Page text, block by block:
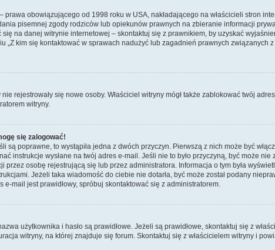
prawa obowiązującego od 1998 roku w USA, nakładającego na właścicieli stron
pisemnej zgody rodziców lub opiekunów prawnych na zbieranie informacji
na danej witrynie internetowej – skontaktuj się z prawnikiem, by uzyskać
kim się kontaktować w sprawach nadużyć lub zagadnień prawnych związanych
rejestrowały się nowe osoby. Właściciel witryny mógł także zablokować twój
witryny.
się zalogować!
są poprawne, to wystąpiła jedna z dwóch przyczyn. Pierwszą z nich może być
instrukcje wysłane na twój adres e-mail. Jeśli nie to było przyczyną, być może
osobę rejestrującą się lub przez administratora. Informacja o tym była
Jeżeli taka wiadomość do ciebie nie dotarła, być może został podany
mail jest prawidłowy, spróbuj skontaktować się z administratorem.
użytkownika i hasło są prawidłowe. Jeżeli są prawidłowe, skontaktuj się z
witryny, na której znajduje się forum. Skontaktuj się z właścicielem witryny i